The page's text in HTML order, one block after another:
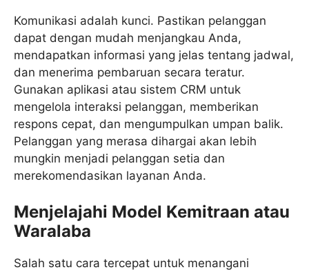
Komunikasi adalah kunci. Pastikan pelanggan
dapat dengan mudah menjangkau Anda,
mendapatkan informasi yang jelas tentang jadwal,
dan menerima pembaruan secara teratur.
Gunakan aplikasi atau sistem CRM untuk
mengelola interaksi pelanggan, memberikan
respons cepat, dan mengumpulkan umpan balik.
Pelanggan yang merasa dihargai akan lebih
mungkin menjadi pelanggan setia dan
merekomendasikan layanan Anda.
Menjelajahi Model Kemitraan atau
Waralaba
Salah satu cara tercepat untuk menangani